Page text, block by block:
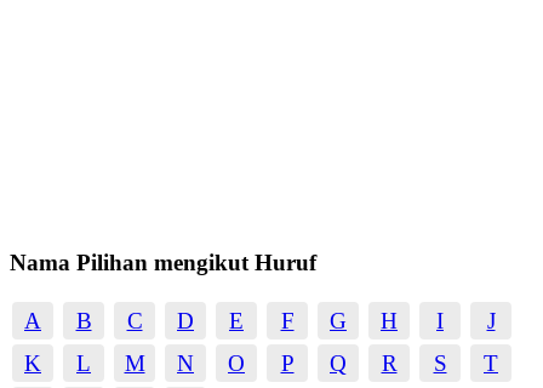
Nama Pilihan mengikut Huruf
A B C D E F G H I
J
K
L M N O P Q R S
T